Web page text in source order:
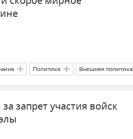
Политика Внешняя политика
запрет участия войск